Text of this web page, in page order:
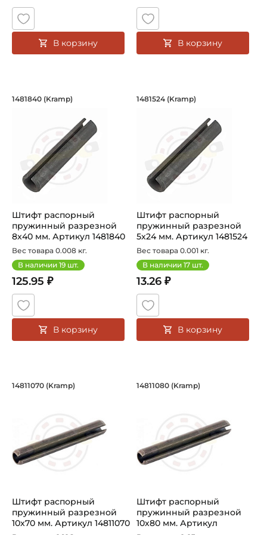
В корзину В корзину
Штифт распорный пружинный
1481840 (Kramp)
Штифт распорный
пружинный разрезной
8x40 мм. Артикул 1481840
(Kramp)
Вес товара 0.008 кг.
В наличии 19 шт.
125.95 ₽
В корзину
Штифт распорный
1481524 (Kramp)
Штифт распорный
пружинный разрезной
5х24 мм. Артикул 1481524
(Kramp)
Вес товара 0.001 кг.
В наличии 17 шт.
13.26 ₽
В корзину
Штифт распорный пружинный
14811070 (Kramp)
Штифт распорный
пружинный разрезной
10х70 мм. Артикул 14811070
Штифт распорный
14811080 (Kramp)
Штифт распорный
пружинный разрезной
10х80 мм. Артикул